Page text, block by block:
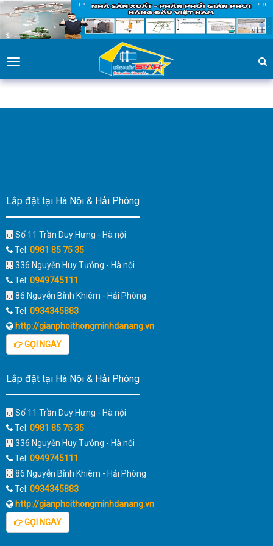
Toggle
navigation
Lắp đặt tại Hà Nội & Hải Phòng
Số 11 Trần Duy Hưng - Hà nội
Tel: 0981 85 75 35
336 Nguyễn Huy Tưởng - Hà nội
Tel: 0949745111
86 Nguyễn Bỉnh Khiêm - Hải Phòng
Tel: 0934345883
http://gianphoithongminhdanang.vn
GỌI NGAY
Lắp đặt tại Hà Nội & Hải Phòng
Số 11 Trần Duy Hưng - Hà nội
Tel: 0981 85 75 35
336 Nguyễn Huy Tưởng - Hà nội
Tel: 0949745111
86 Nguyễn Bỉnh Khiêm - Hải Phòng
Tel: 0934345883
http://gianphoithongminhdanang.vn
GỌI NGAY